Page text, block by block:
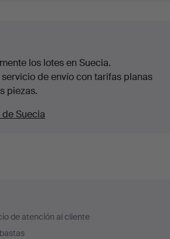
los lotes en Suecia.
de envío con tarifas planas
piezas.
Suecia
de atención al cliente